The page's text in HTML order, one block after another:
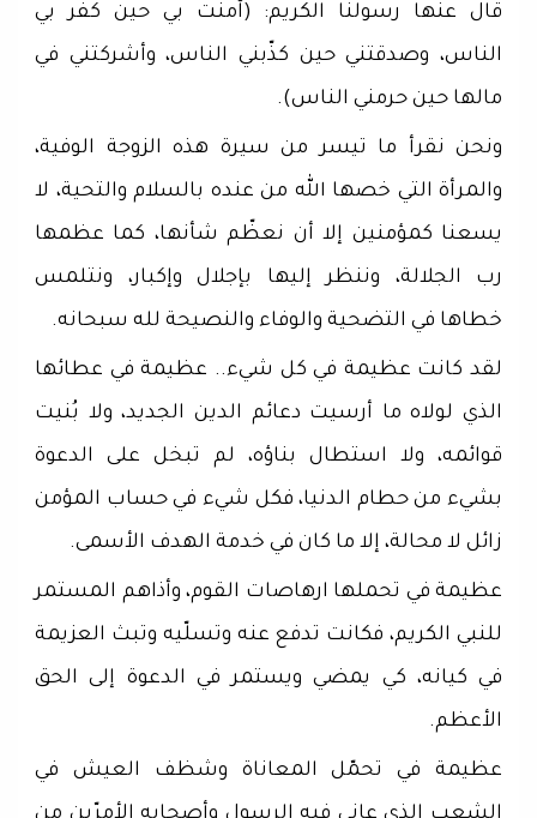
قال عنها رسولنا الكريم: (آمنت بي حين كفر بي
الناس، وصدقتني حين كذّبني الناس، وأشركتني في
مالها حين حرمني الناس).
ونحن نقرأ ما تيسر من سيرة هذه الزوجة الوفية،
والمرأة التي خصها الله من عنده بالسلام والتحية، لا
يسعنا كمؤمنين إلا أن نعظّم شأنها، كما عظمها
رب الجلالة، وننظر إليها بإجلال وإكبار، ونتلمس
خطاها في التضحية والوفاء والنصيحة لله سبحانه.
لقد كانت عظيمة في كل شيء.. عظيمة في عطائها
الذي لولاه ما أرسيت دعائم الدين الجديد، ولا بُنيت
قوائمه، ولا استطال بناؤه، لم تبخل على الدعوة
بشيء من حطام الدنيا، فكل شيء في حساب المؤمن
زائل لا محالة، إلا ما كان في خدمة الهدف الأسمى.
عظيمة في تحملها ارهاصات القوم، وأذاهم المستمر
للنبي الكريم، فكانت تدفع عنه وتسلّيه وتبث العزيمة
في كيانه، كي يمضي ويستمر في الدعوة إلى الحق
الأعظم.
عظيمة في تحمّل المعاناة وشظف العيش في